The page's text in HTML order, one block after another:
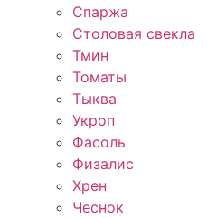
Спаржа
Столовая свекла
Тмин
Томаты
Тыква
Укроп
Фасоль
Физалис
Хрен
Чеснок